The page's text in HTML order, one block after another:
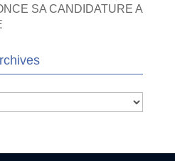
SA CANDIDATURE A